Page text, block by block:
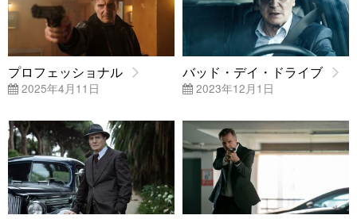
プロフェッショナル
2025年4月11日
バッド・デイ・ドライブ
2023年12月1日